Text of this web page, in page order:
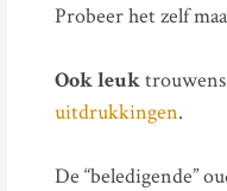
Probeer het zelf
Ook leuk
uitdrukkingen.
De “beledigende”